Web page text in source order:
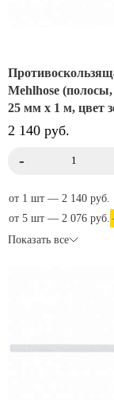
Mehlhose
25 мм х 1 м, цвет
M1UV100252
2 140 руб.
-
от 1 шт — 2 140 руб.
от 5 шт — 2 076 руб.
Показать все